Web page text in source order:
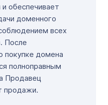
обеспечивает
доменного
всех
После
покупке домена
полноправным
Продавец
продажи.